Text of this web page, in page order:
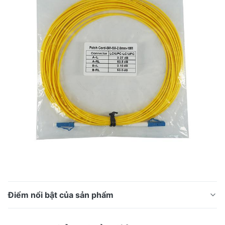
Điểm nổi bật của sản phẩm